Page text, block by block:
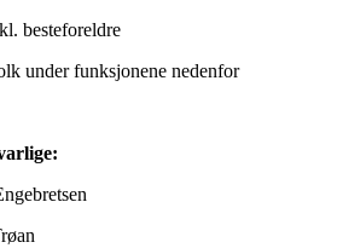
besteforeldre
under funksjonene nedenfor